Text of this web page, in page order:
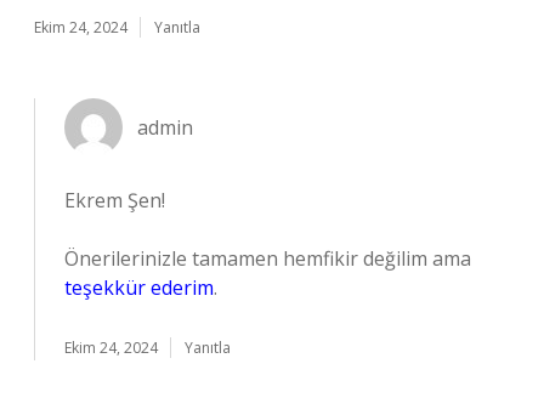
Ekim 24, 2024 Yanıtla
admin
Ekrem Şen!
Önerilerinizle tamamen hemfikir değilim ama
teşekkür ederim.
Ekim 24, 2024 Yanıtla